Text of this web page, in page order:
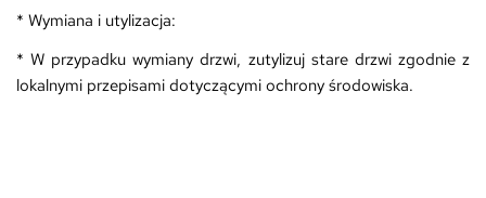
* Wymiana i utylizacja:
* W przypadku wymiany drzwi, zutylizuj stare drzwi zgodnie z
lokalnymi przepisami dotyczącymi ochrony środowiska.